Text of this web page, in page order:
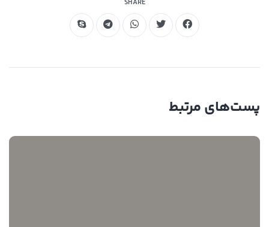
SHARE
پست‌های مرتبط